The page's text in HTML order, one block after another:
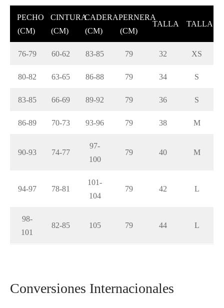
PECHO
(CM)
CINTURA
(CM)
CADERA
(CM)
PERNERA
(CM)
TALLA TALLA
76-79 60-62 83-85 79 32 XS
80-82 63-65 86-88 79 34 S
83-85 66-69 89-92 79 36 S
86-89 70-73 93-96 79 38 M
90-93 74-77
97-
100
79 40 M
94-97 78-81
101-
104
79 42 L
98-
101
82-85 105 79 44 L
Conversiones Internacionales